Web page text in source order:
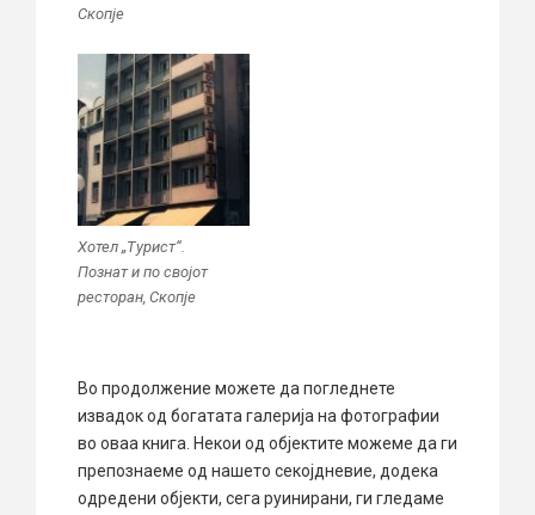
Скопје
Хотел „Турист“.
Познат и по својот
ресторан, Скопје
Во продолжение можете да погледнете
извадок од богатата галерија на фотографии
во оваа книга. Некои од објектите можеме да ги
препознаеме од нашето секојдневие, додека
одредени објекти, сега руинирани, ги гледаме